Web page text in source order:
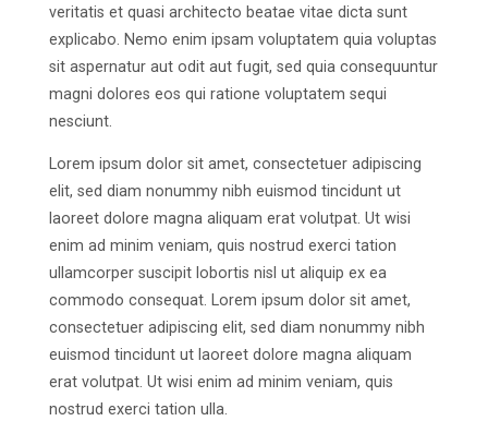
veritatis et quasi architecto beatae vitae dicta sunt
explicabo. Nemo enim ipsam voluptatem quia voluptas
sit aspernatur aut odit aut fugit, sed quia consequuntur
magni dolores eos qui ratione voluptatem sequi
nesciunt.
Lorem ipsum dolor sit amet, consectetuer adipiscing
elit, sed diam nonummy nibh euismod tincidunt ut
laoreet dolore magna aliquam erat volutpat. Ut wisi
enim ad minim veniam, quis nostrud exerci tation
ullamcorper suscipit lobortis nisl ut aliquip ex ea
commodo consequat. Lorem ipsum dolor sit amet,
consectetuer adipiscing elit, sed diam nonummy nibh
euismod tincidunt ut laoreet dolore magna aliquam
erat volutpat. Ut wisi enim ad minim veniam, quis
nostrud exerci tation ulla.